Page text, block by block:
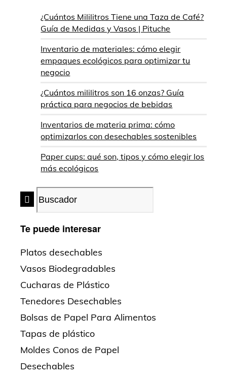
¿Cuántos Mililitros Tiene una Taza de Café?
Guía de Medidas y Vasos | Pituche
Inventario de materiales: cómo elegir
empaques ecológicos para optimizar tu
negocio
¿Cuántos mililitros son 16 onzas? Guía
práctica para negocios de bebidas
Inventarios de materia prima: cómo
optimizarlos con desechables sostenibles
Paper cups: qué son, tipos y cómo elegir los
más ecológicos
Te puede interesar
Platos desechables
Vasos Biodegradables
Cucharas de Plástico
Tenedores Desechables
Bolsas de Papel Para Alimentos
Tapas de plástico
Moldes Conos de Papel
Desechables